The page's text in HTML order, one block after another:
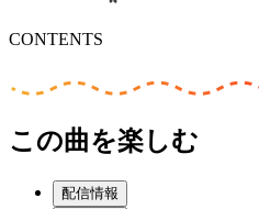
CONTENTS
この曲を楽しむ
配信情報